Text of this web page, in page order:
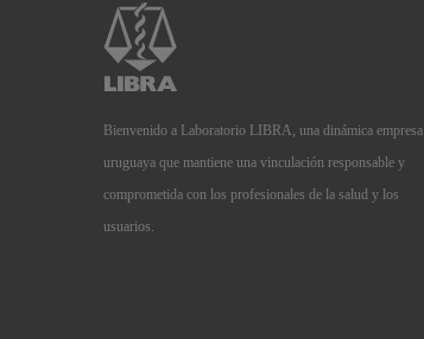
Bienvenido a Laboratorio LIBRA, una dinámica empresa
uruguaya que mantiene una vinculación responsable y
comprometida con los profesionales de la salud y los
usuarios.